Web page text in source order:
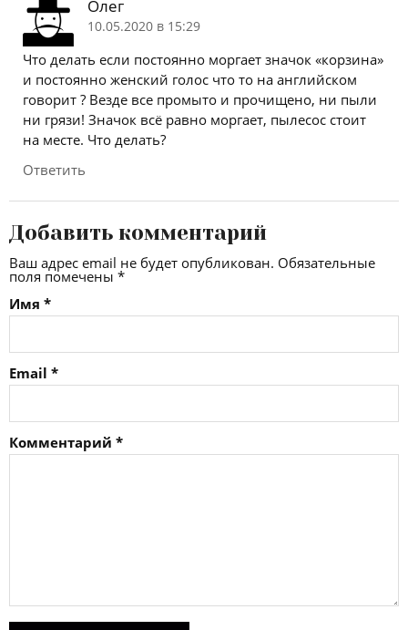
Олег
10.05.2020 в 15:29
Что делать если постоянно моргает значок «корзина»
и постоянно женский голос что то на английском
говорит ? Везде все промыто и прочищено, ни пыли
ни грязи! Значок всё равно моргает, пылесос стоит
на месте. Что делать?
Ответить
Добавить комментарий
Ваш адрес email не будет опубликован. Обязательные
поля помечены *
Имя *
Email *
Комментарий *